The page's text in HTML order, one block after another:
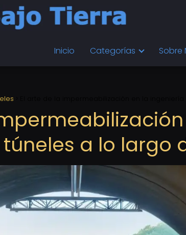
Inicio Categorías Sobre
a lo largo